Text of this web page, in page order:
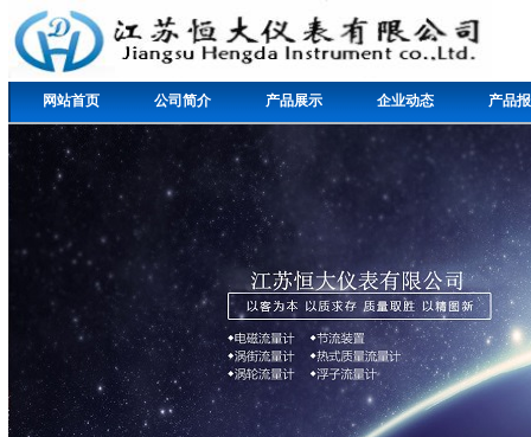
网站首页 公司简介 产品展示 企业动态 产品